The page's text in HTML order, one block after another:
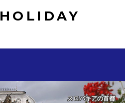
HOLIDAY
スロバキアの首都